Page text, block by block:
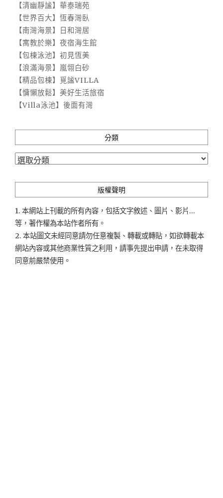
【清幽靜謐】華泰瑞苑
【世界百大】恆春灣臥
【南灣海景】日和灣居
【寓教於樂】夜宿海生館
【包棟泳池】初見恆美
【浪滿海景】嵐翎白砂
【精品包棟】覓謐VILLA
【慵懶放鬆】美好生活旅宿
【Villa泳池】後面有灣
分類
分
版權聲明
1. 本網站上刊載的所有內容，包括文字敘述、圖片、影片...
等，著作權為本站作者所有。
2. 本站圖文未經同意請勿任意複製、轉載或轉貼，如欲轉載本
網站內容或其他商業性質之利用，請事先提出申請，在未取得
同意前嚴禁使用。